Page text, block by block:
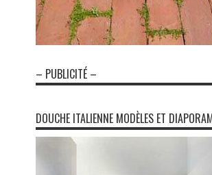
– PUBLICITÉ –
DOUCHE ITALIENNE MODÈLES ET